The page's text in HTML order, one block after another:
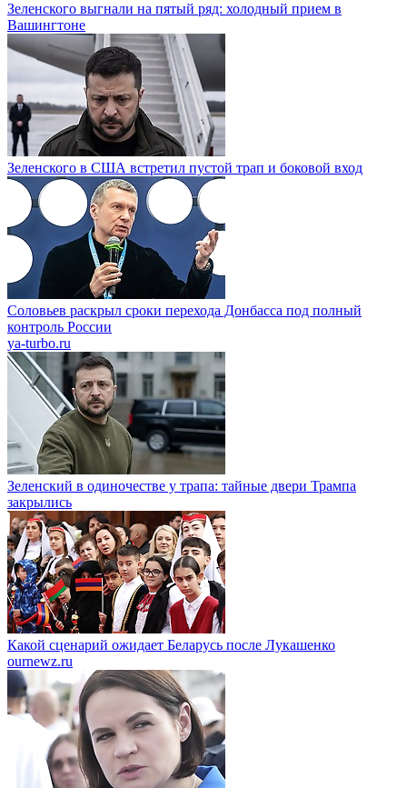
Зеленского выгнали на пятый ряд: холодный прием в
Вашингтоне
Зеленского в США встретил пустой трап и боковой вход
Соловьев раскрыл сроки перехода Донбасса под полный
контроль России
ya-turbo.ru
Зеленский в одиночестве у трапа: тайные двери Трампа
закрылись
Какой сценарий ожидает Беларусь после Лукашенко
ournewz.ru